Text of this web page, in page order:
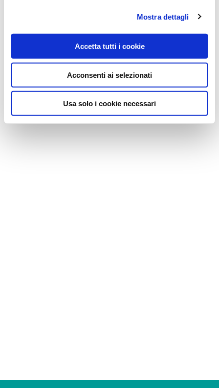
Mostra dettagli
Accetta tutti i cookie
Acconsenti ai selezionati
Usa solo i cookie necessari